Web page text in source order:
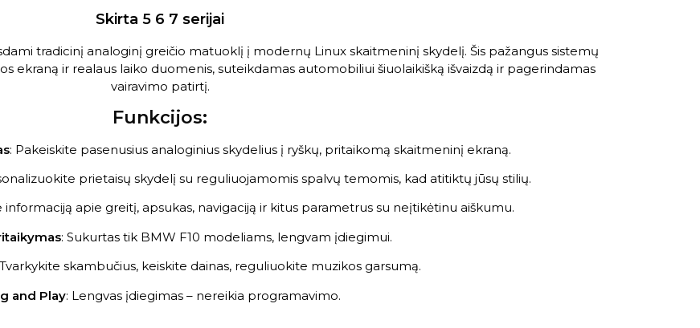
Skirta 5 6 7 serijai
tradicinį analoginį greičio matuoklį į modernų Linux skaitmeninį skydelį. Šis pažangus sistemų
ekraną ir realaus laiko duomenis, suteikdamas automobiliui šiuolaikišką išvaizdą ir pagerindamas
vairavimo patirtį.
Funkcijos:
: Pakeiskite pasenusius analoginius skydelius į ryškų, pritaikomą skaitmeninį ekraną.
prietaisų skydelį su reguliuojamomis spalvų temomis, kad atitiktų jūsų stilių.
informaciją apie greitį, apsukas, navigaciją ir kitus parametrus su neįtikėtinu aiškumu.
: Sukurtas tik BMW F10 modeliams, lengvam įdiegimui.
skambučius, keiskite dainas, reguliuokite muzikos garsumą.
and Play: Lengvas įdiegimas – nereikia programavimo.